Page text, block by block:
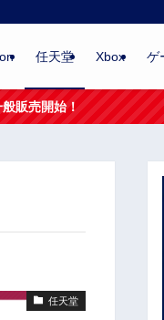
任天堂 Xbox ゲ
販売開始！
任天堂